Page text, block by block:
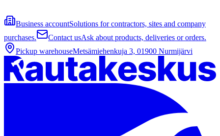
Business accountSolutions for contractors, sites and company
purchases.
Contact usAsk about products, deliveries or orders.
Pickup warehouseMetsämiehenkuja 3, 01900 Nurmijärvi